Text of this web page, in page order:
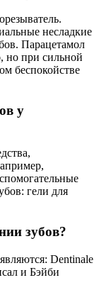
несладкие
Парацетамол
но при сильной
беспокойстве
у
гели для
зубов?
Dentinale
и Бэйби